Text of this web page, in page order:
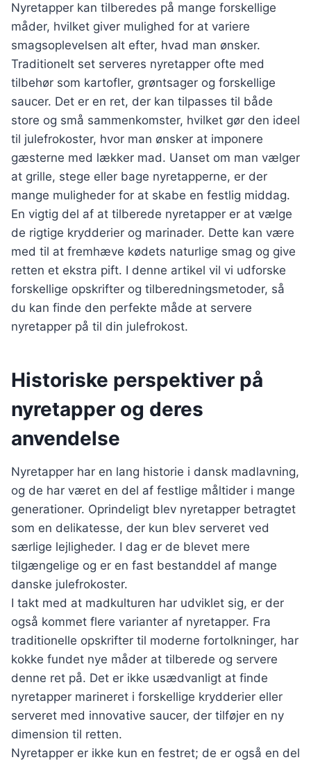
Nyretapper kan tilberedes på mange forskellige
måder, hvilket giver mulighed for at variere
smagsoplevelsen alt efter, hvad man ønsker.
Traditionelt set serveres nyretapper ofte med
tilbehør som kartofler, grøntsager og forskellige
saucer. Det er en ret, der kan tilpasses til både
store og små sammenkomster, hvilket gør den ideel
til julefrokoster, hvor man ønsker at imponere
gæsterne med lækker mad. Uanset om man vælger
at grille, stege eller bage nyretapperne, er der
mange muligheder for at skabe en festlig middag.
En vigtig del af at tilberede nyretapper er at vælge
de rigtige krydderier og marinader. Dette kan være
med til at fremhæve kødets naturlige smag og give
retten et ekstra pift. I denne artikel vil vi udforske
forskellige opskrifter og tilberedningsmetoder, så
du kan finde den perfekte måde at servere
nyretapper på til din julefrokost.
Historiske perspektiver på
nyretapper og deres
anvendelse
Nyretapper har en lang historie i dansk madlavning,
og de har været en del af festlige måltider i mange
generationer. Oprindeligt blev nyretapper betragtet
som en delikatesse, der kun blev serveret ved
særlige lejligheder. I dag er de blevet mere
tilgængelige og er en fast bestanddel af mange
danske julefrokoster.
I takt med at madkulturen har udviklet sig, er der
også kommet flere varianter af nyretapper. Fra
traditionelle opskrifter til moderne fortolkninger, har
kokke fundet nye måder at tilberede og servere
denne ret på. Det er ikke usædvanligt at finde
nyretapper marineret i forskellige krydderier eller
serveret med innovative saucer, der tilføjer en ny
dimension til retten.
Nyretapper er ikke kun en festret; de er også en del